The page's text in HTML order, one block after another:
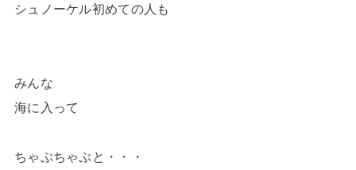
シュノーケル初めての人も
みんな
海に入って
ちゃぷちゃぷと・・・